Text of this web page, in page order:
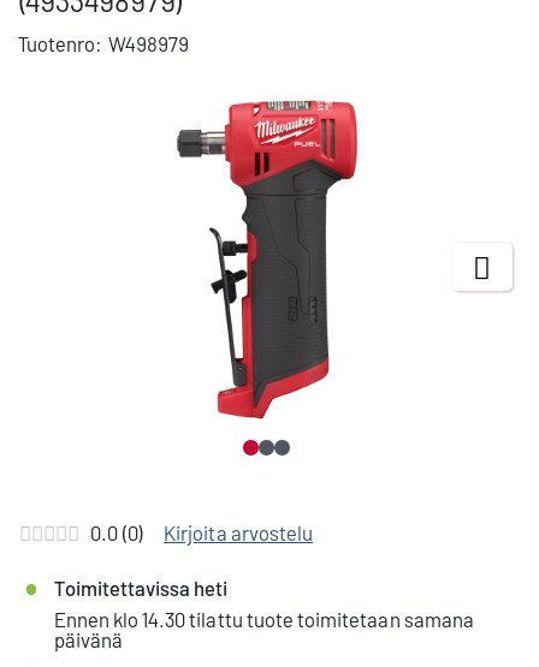
Tuotenro: W498979
Next
0.0 (0) Kirjoita arvostelu
Toimitettavissa heti
Ennen klo 14.30 tilattu tuote toimitetaan samana
päivänä